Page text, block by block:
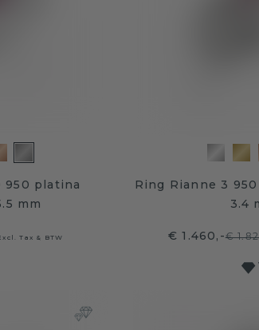
950 platina
mm
Tax & BTW
Ring Rianne 3
3.4
€ 1.460,-€